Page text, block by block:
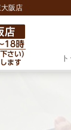
阪店